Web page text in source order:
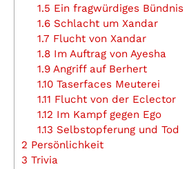
1.5 Ein fragwürdiges Bündnis
1.6Schlacht um Xandar
1.7 Flucht von Xandar
1.8Im Auftrag von Ayesha
1.9Angriff auf Berhert
1.10Taserfaces Meuterei
1.11 Flucht von der Eclector
1.12 Im Kampf gegen Ego
1.13 Selbstopferung und Tod
2 Persönlichkeit
3 Trivia